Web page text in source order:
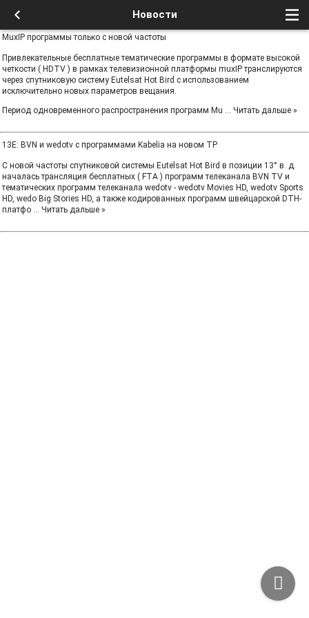
Новости
MuxIP программы только с новой частоты
Привлекательные бесплатные тематические программы в формате высокой
четкости ( HDTV ) в рамках телевизионной платформы muxIP транслируются
через спутниковую систему Eutelsat Hot Bird с использованием
исключительно новых параметров вещания.
Период одновременного распространения программ Mu ... Читать дальше »
13E: BVN и wedotv с программами Kabelia на новом TP
С новой частоты спутниковой системы Eutelsat Hot Bird в позиции 13° в. д.
началась трансляция бесплатных ( FTA ) программ телеканала BVN TV и
тематических программ телеканала wedotv - wedotv Movies HD, wedotv Sports
HD, wedo Big Stories HD, а также кодированных программ швейцарской DTH-
платфо ... Читать дальше »